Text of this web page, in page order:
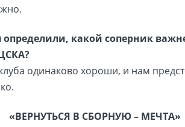
какой соперник
одинаково хороши, и нам
«ВЕРНУТЬСЯ В СБОРНУЮ – МЕЧТА»